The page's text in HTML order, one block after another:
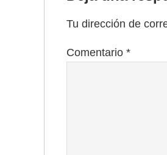
Tu dirección de
Comentario *